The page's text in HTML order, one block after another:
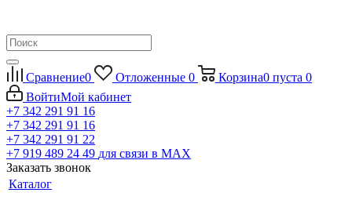
Сравнение0 Отложенные 0 Корзина0 пуста 0
ВойтиМой кабинет
+7 342 291 91 16
+7 342 291 91 16
+7 342 291 91 22
+7 919 489 24 49 для связи в МАХ
Заказать звонок
Каталог